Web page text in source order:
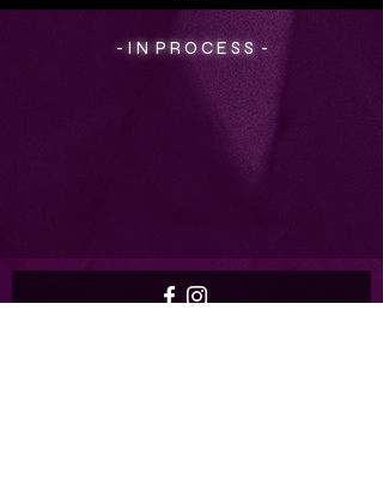
- I N P R O C E S S -